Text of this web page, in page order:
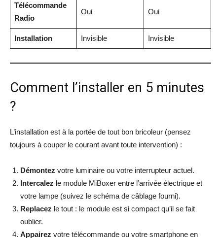
Télécommande
Radio
Oui Oui
Installation Invisible Invisible
Comment l’installer en 5 minutes
?
L’installation est à la portée de tout bon bricoleur (pensez
toujours à couper le courant avant toute intervention) :
Démontez votre luminaire ou votre interrupteur actuel.
Intercalez le module MiBoxer entre l’arrivée électrique et
votre lampe (suivez le schéma de câblage fourni).
Replacez le tout : le module est si compact qu’il se fait
oublier.
Appairez votre télécommande ou votre smartphone en